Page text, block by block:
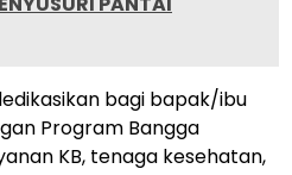
bagi bapak/ibu
Program Bangga
KB, tenaga kesehatan,